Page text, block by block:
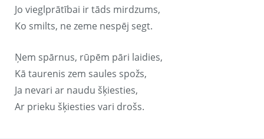
Jo vieglprātībai ir tāds mirdzums,
Ko smilts, ne zeme nespēj segt.
Ņem spārnus, rūpēm pāri laidies,
Kā taurenis zem saules spožs,
Ja nevari ar naudu šķiesties,
Ar prieku šķiesties vari drošs.